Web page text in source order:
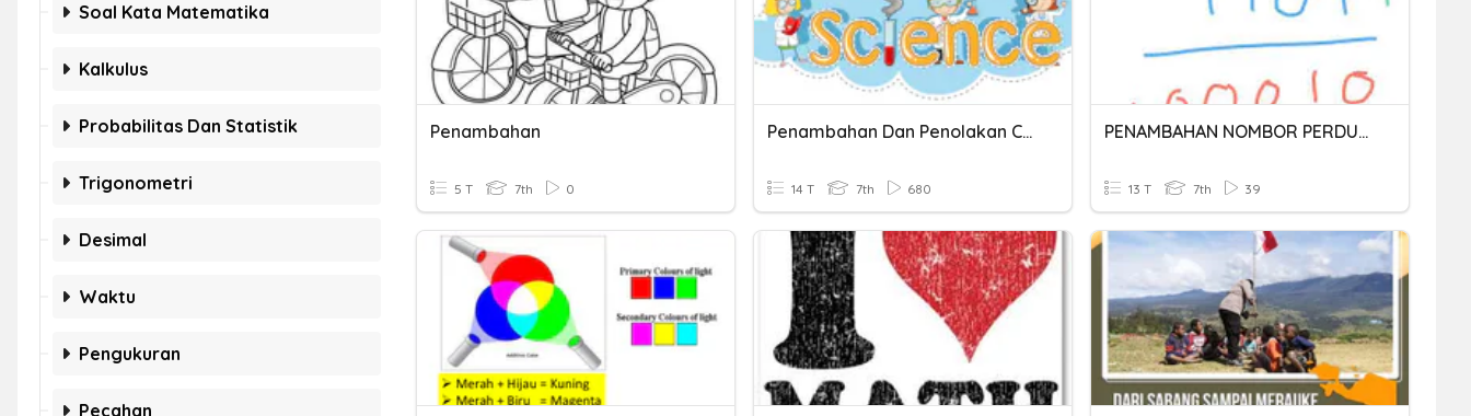
Soal Kata Matematika
Kalkulus
Probabilitas Dan Statistik
Trigonometri
Desimal
Waktu
Pengukuran
Pecahan
Penambahan
5 T 7th 0
Penambahan Dan Penolakan Cahaya
14 T 7th 680
PENAMBAHAN NOMBOR PERDUAAN
13 T 7th 39